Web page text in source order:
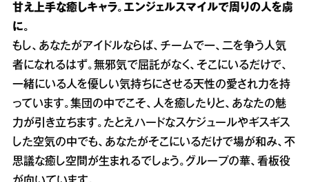
甘え上手な癒しキャラ。エンジェルスマイルで周りの人を虜
に。
もし、あなたがアイドルならば、チームで一、二を争う人気
者になれるはず。無邪気で屈託がなく、そこにいるだけで、
一緒にいる人を優しい気持ちにさせる天性の愛され力を持
っています。集団の中でこそ、人を癒したりと、あなたの魅
力が引き立ちます。たとえハードなスケジュールやギスギス
した空気の中でも、あなたがそこにいるだけで場が和み、不
思議な癒し空間が生まれるでしょう。グループの華、看板役